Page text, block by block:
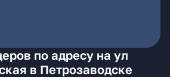
по адресу на ул
в Петрозаводске